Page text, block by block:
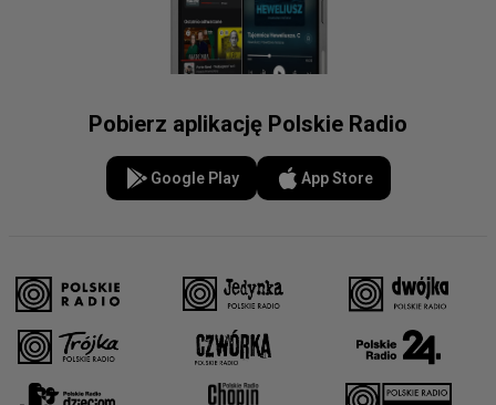
Pobierz aplikację Polskie Radio
Google Play App Store